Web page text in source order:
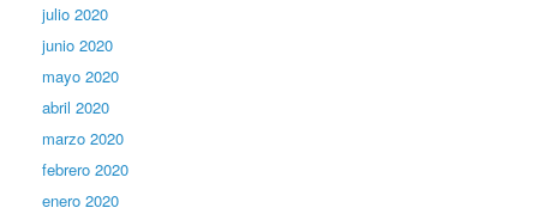
julio 2020
junio 2020
mayo 2020
abril 2020
marzo 2020
febrero 2020
enero 2020